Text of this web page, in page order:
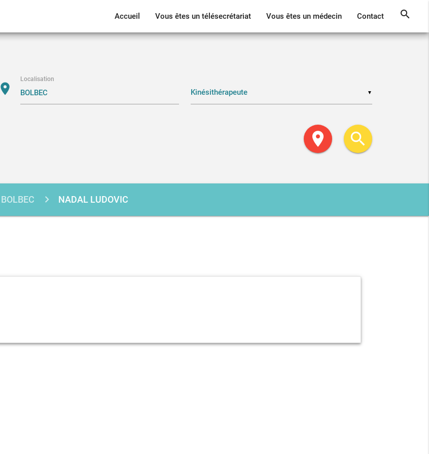
Accueil Vous êtes un télésecrétariat Vous êtes un médecin Contact search
location_on
Localisation
▼
location_on search
BOLBEC NADAL LUDOVIC